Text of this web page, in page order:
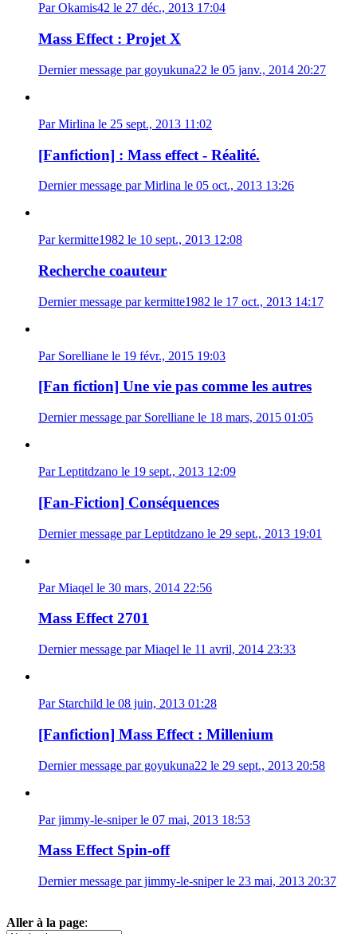
Par Okamis42 le 27 déc., 2013 17:04
Mass Effect : Projet X
Dernier message par goyukuna22 le 05 janv., 2014 20:27
Par Mirlina le 25 sept., 2013 11:02
[Fanfiction] : Mass effect - Réalité.
Dernier message par Mirlina le 05 oct., 2013 13:26
Par kermitte1982 le 10 sept., 2013 12:08
Recherche coauteur
Dernier message par kermitte1982 le 17 oct., 2013 14:17
Par Sorelliane le 19 févr., 2015 19:03
[Fan fiction] Une vie pas comme les autres
Dernier message par Sorelliane le 18 mars, 2015 01:05
Par Leptitdzano le 19 sept., 2013 12:09
[Fan-Fiction] Conséquences
Dernier message par Leptitdzano le 29 sept., 2013 19:01
Par Miaqel le 30 mars, 2014 22:56
Mass Effect 2701
Dernier message par Miaqel le 11 avril, 2014 23:33
Par Starchild le 08 juin, 2013 01:28
[Fanfiction] Mass Effect : Millenium
Dernier message par goyukuna22 le 29 sept., 2013 20:58
Par jimmy-le-sniper le 07 mai, 2013 18:53
Mass Effect Spin-off
Dernier message par jimmy-le-sniper le 23 mai, 2013 20:37
Aller à la page: